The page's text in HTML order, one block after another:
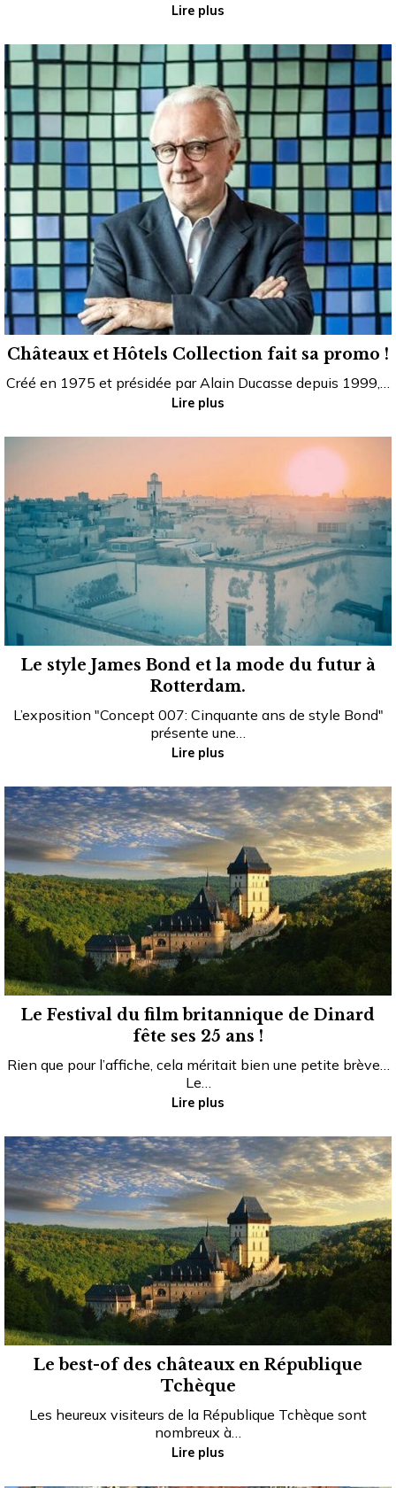
Lire plus
Châteaux et Hôtels Collection fait sa promo !
Créé en 1975 et présidée par Alain Ducasse depuis 1999,…
Lire plus
Le style James Bond et la mode du futur à
Rotterdam.
L’exposition "Concept 007: Cinquante ans de style Bond"
présente une…
Lire plus
Le Festival du film britannique de Dinard
fête ses 25 ans !
Rien que pour l’affiche, cela méritait bien une petite brève…
Le…
Lire plus
Le best-of des châteaux en République
Tchèque
Les heureux visiteurs de la République Tchèque sont
nombreux à…
Lire plus